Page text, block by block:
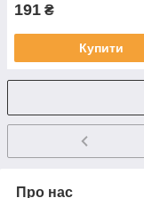
191 ₴
Купити
Про нас